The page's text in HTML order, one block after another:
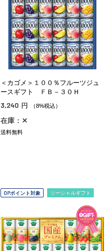
＜カゴメ＞１００％フルーツジュ
ースギフト ＦＢ－３０Ｈ
3,240 円 （8%税込）
在庫：✕
送料無料
OPポイント対象 ソーシャルギフト